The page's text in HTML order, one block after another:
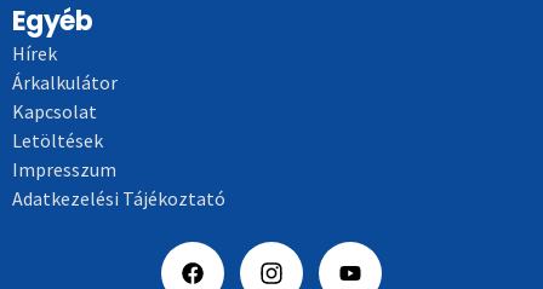
Egyéb
Hírek
Árkalkulátor
Kapcsolat
Letöltések
Impresszum
Adatkezelési Tájékoztató